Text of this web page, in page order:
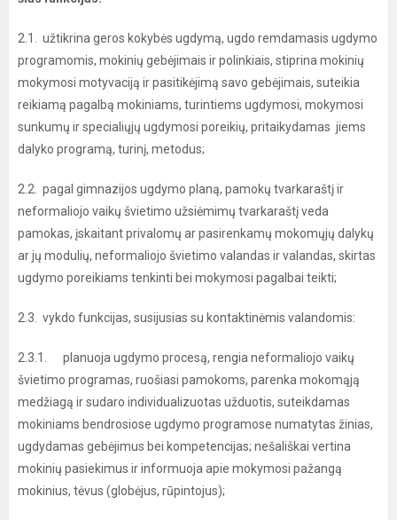
2.1. užtikrina geros kokybės ugdymą, ugdo remdamasis ugdymo
programomis, mokinių gebėjimais ir polinkiais, stiprina mokinių
mokymosi motyvaciją ir pasitikėjimą savo gebėjimais, suteikia
reikiamą pagalbą mokiniams, turintiems ugdymosi, mokymosi
sunkumų ir specialiųjų ugdymosi poreikių, pritaikydamas jiems
dalyko programą, turinį, metodus;
2.2. pagal gimnazijos ugdymo planą, pamokų tvarkaraštį ir
neformaliojo vaikų švietimo užsiėmimų tvarkaraštį veda
pamokas, įskaitant privalomų ar pasirenkamų mokomųjų dalykų
ar jų modulių, neformaliojo švietimo valandas ir valandas, skirtas
ugdymo poreikiams tenkinti bei mokymosi pagalbai teikti;
2.3. vykdo funkcijas, susijusias su kontaktinėmis valandomis:
2.3.1. planuoja ugdymo procesą, rengia neformaliojo vaikų
švietimo programas, ruošiasi pamokoms, parenka mokomąją
medžiagą ir sudaro individualizuotas užduotis, suteikdamas
mokiniams bendrosiose ugdymo programose numatytas žinias,
ugdydamas gebėjimus bei kompetencijas; nešališkai vertina
mokinių pasiekimus ir informuoja apie mokymosi pažangą
mokinius, tėvus (globėjus, rūpintojus);